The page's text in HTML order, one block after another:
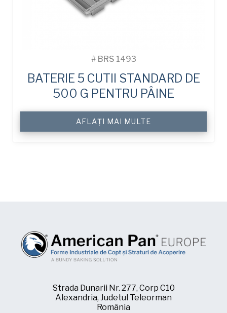
# BRS 1493
BATERIE 5 CUTII STANDARD DE
500 G PENTRU PÂINE
AFLAȚI MAI MULTE
Strada Dunarii Nr. 277, Corp C10
Alexandria, Judetul Teleorman
România